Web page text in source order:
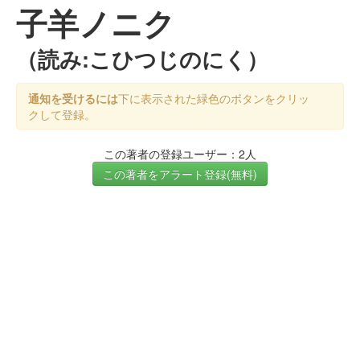
子羊ノニク
（読み:こひつじのにく）
通知を受けるには下に表示された緑色のボタンをクリッ
クして登録。
この著者の登録ユーザー：2人
この著者をアラート登録(無料)